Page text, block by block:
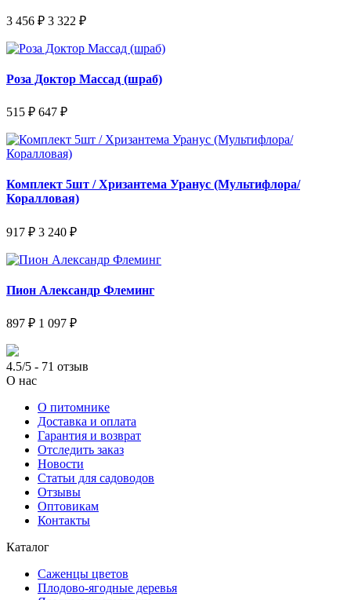
3 456 ₽ 3 322 ₽
Роза Доктор Массад (шраб)
515 ₽ 647 ₽
Комплект 5шт / Хризантема Уранус (Мультифлора/
Коралловая)
917 ₽ 3 240 ₽
Пион Александр Флеминг
897 ₽ 1 097 ₽
4.5/5 - 71 отзыв
О нас
О питомнике
Доставка и оплата
Гарантия и возврат
Отследить заказ
Новости
Статьи для садоводов
Отзывы
Оптовикам
Контакты
Каталог
Саженцы цветов
Плодово-ягодные деревья